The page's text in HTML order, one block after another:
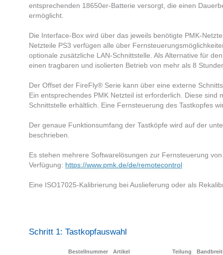
entsprechenden 18650er-Batterie versorgt, die einen
ermöglicht.
Die Interface-Box wird über das jeweils benötigte PMK-
Netzteile PS3 verfügen alle über
optionale zusätzliche LAN-Schnittstelle. Als Alternative für
einen tragbaren und isolierten Betrieb von mehr als 8
Der Offset der FireFly® Serie kann über eine externe
Ein entsprechendes PMK Netzteil ist erforderlich. Diese sind
Schnittstelle erhältlich. Eine Fernsteuerung des Tastkopfes
Der genaue Funktionsumfang der Tastköpfe wird auf der
beschrieben.
Es stehen mehrere Softwarelösungen zur Fernsteuerung
Verfügung: https://www.pmk.de/de/remotecontrol
Eine ISO17025-Kalibrierung bei Auslieferung oder als
Schritt 1: Tastkopfauswahl
Bestellnummer Artikel Teilung